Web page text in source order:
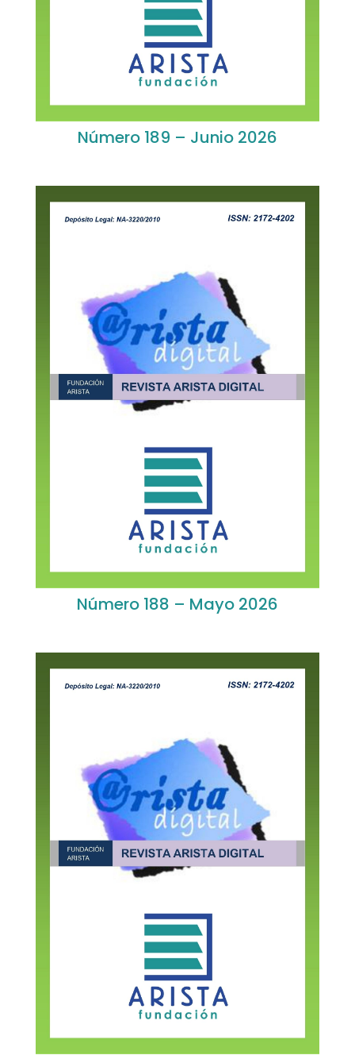
Número 189 – Junio 2026
Número 188 – Mayo 2026